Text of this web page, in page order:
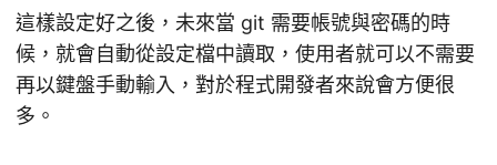
這樣設定好之後，未來當 git 需要帳號與密碼的時
候，就會自動從設定檔中讀取，使用者就可以不需要
再以鍵盤手動輸入，對於程式開發者來說會方便很
多。